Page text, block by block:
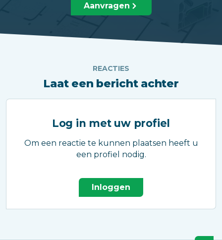
Aanvragen
REACTIES
Laat een bericht achter
Log in met uw profiel
Om een reactie te kunnen plaatsen heeft u
een profiel nodig.
Inloggen